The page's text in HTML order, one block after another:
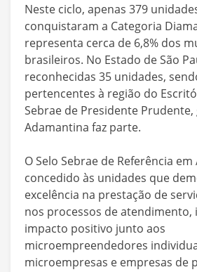
Neste ciclo, apenas 379
conquistaram a Categoria
representa cerca de 6,8% dos
brasileiros. No Estado de São
reconhecidas 35 unidades,
pertencentes à região do
Sebrae de Presidente
Adamantina faz parte.
O Selo Sebrae de Referência
concedido às unidades que
excelência na prestação de
nos processos de atendimento,
impacto positivo junto aos
microempreendedores
microempresas e empresas de